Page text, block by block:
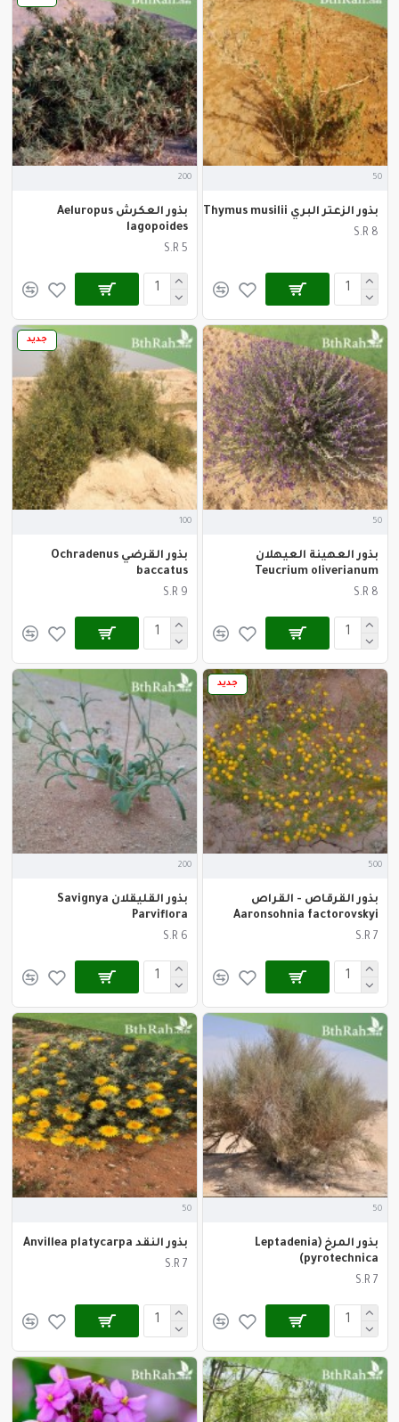
50
بذور الزعتر البري Thymus musilii
S.R 8
200
بذور العكرش Aeluropus
lagopoides
S.R 5
50
بذور العهينة العيهلان
Teucrium oliverianum
S.R 8
جديد
100
بذور القرضي Ochradenus
baccatus
S.R 9
جديد
500
بذور القرقاص - القراص
Aaronsohnia factorovskyi
S.R 7
200
بذور القليقلان Savignya
Parviflora
S.R 6
50
بذور المرخ (Leptadenia
pyrotechnica)
S.R 7
50
بذور النقد Anvillea platycarpa
S.R 7